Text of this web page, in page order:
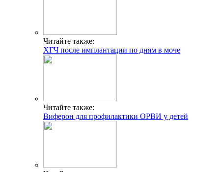
Читайте также:
ХГЧ после имплантации по дням в моче
Читайте также:
Виферон для профилактики ОРВИ у детей